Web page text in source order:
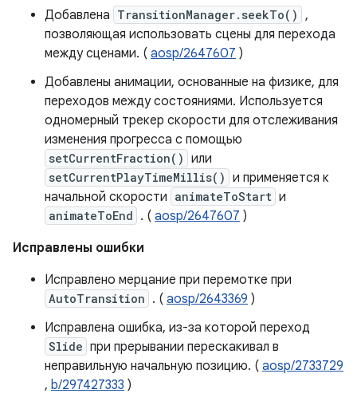
Добавлена TransitionManager.seekTo() ,
позволяющая использовать сцены для перехода
между сценами. ( aosp/2647607 )
Добавлены анимации, основанные на физике, для
переходов между состояниями. Используется
одномерный трекер скорости для отслеживания
изменения прогресса с помощью
setCurrentFraction() или
setCurrentPlayTimeMillis() и применяется к
начальной скорости animateToStart и
animateToEnd . ( aosp/2647607 )
Исправлены ошибки
Исправлено мерцание при перемотке при
AutoTransition . ( aosp/2643369 )
Исправлена ​​ошибка, из-за которой переход
Slide при прерывании перескакивал в
неправильную начальную позицию. ( aosp/2733729
, b/297427333 )